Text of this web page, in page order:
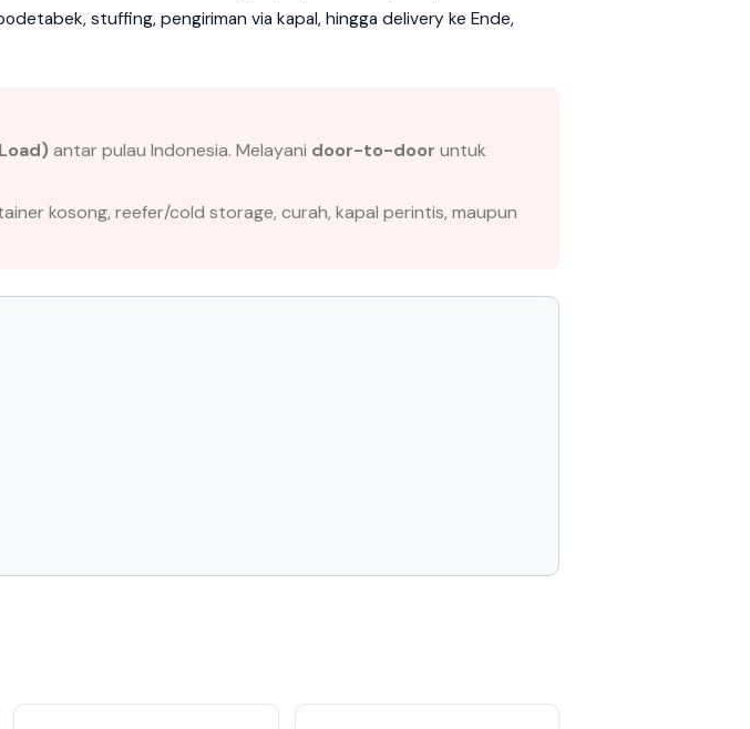
stuffing, pengiriman via kapal, hingga delivery ke Ende,
antar pulau Indonesia. Melayani door-to-door untuk
kosong, reefer/cold storage, curah, kapal perintis, maupun